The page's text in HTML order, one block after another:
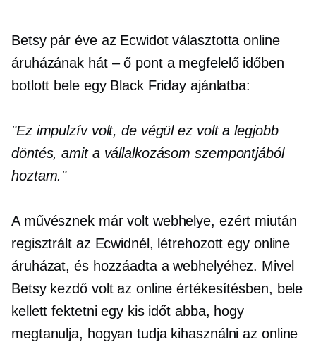
Betsy pár éve az Ecwidot választotta online
áruházának hát – ő pont a megfelelő időben
botlott bele egy Black Friday ajánlatba:
"Ez impulzív volt, de végül ez volt a legjobb
döntés, amit a vállalkozásom szempontjából
hoztam."
A művésznek már volt webhelye, ezért miután
regisztrált az Ecwidnél, létrehozott egy online
áruházat, és hozzáadta a webhelyéhez. Mivel
Betsy kezdő volt az online értékesítésben, bele
kellett fektetni egy kis időt abba, hogy
megtanulja, hogyan tudja kihasználni az online